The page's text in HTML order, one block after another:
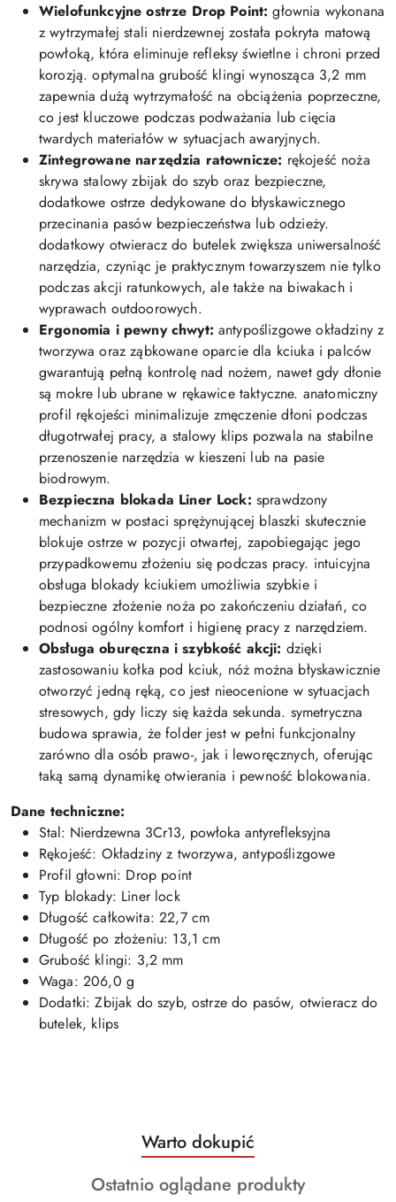
Wielofunkcyjne ostrze Drop Point: głownia wykonana
z wytrzymałej stali nierdzewnej została pokryta matową
powłoką, która eliminuje refleksy świetlne i chroni przed
korozją. optymalna grubość klingi wynosząca 3,2 mm
zapewnia dużą wytrzymałość na obciążenia poprzeczne,
co jest kluczowe podczas podważania lub cięcia
twardych materiałów w sytuacjach awaryjnych.
Zintegrowane narzędzia ratownicze: rękojeść noża
skrywa stalowy zbijak do szyb oraz bezpieczne,
dodatkowe ostrze dedykowane do błyskawicznego
przecinania pasów bezpieczeństwa lub odzieży.
dodatkowy otwieracz do butelek zwiększa uniwersalność
narzędzia, czyniąc je praktycznym towarzyszem nie tylko
podczas akcji ratunkowych, ale także na biwakach i
wyprawach outdoorowych.
Ergonomia i pewny chwyt: antypoślizgowe okładziny z
tworzywa oraz ząbkowane oparcie dla kciuka i palców
gwarantują pełną kontrolę nad nożem, nawet gdy dłonie
są mokre lub ubrane w rękawice taktyczne. anatomiczny
profil rękojeści minimalizuje zmęczenie dłoni podczas
długotrwałej pracy, a stalowy klips pozwala na stabilne
przenoszenie narzędzia w kieszeni lub na pasie
biodrowym.
Bezpieczna blokada Liner Lock: sprawdzony
mechanizm w postaci sprężynującej blaszki skutecznie
blokuje ostrze w pozycji otwartej, zapobiegając jego
przypadkowemu złożeniu się podczas pracy. intuicyjna
obsługa blokady kciukiem umożliwia szybkie i
bezpieczne złożenie noża po zakończeniu działań, co
podnosi ogólny komfort i higienę pracy z narzędziem.
Obsługa oburęczna i szybkość akcji: dzięki
zastosowaniu kołka pod kciuk, nóż można błyskawicznie
otworzyć jedną ręką, co jest nieocenione w sytuacjach
stresowych, gdy liczy się każda sekunda. symetryczna
budowa sprawia, że folder jest w pełni funkcjonalny
zarówno dla osób prawo-, jak i leworęcznych, oferując
taką samą dynamikę otwierania i pewność blokowania.
Dane techniczne:
Stal: Nierdzewna 3Cr13, powłoka antyrefleksyjna
Rękojeść: Okładziny z tworzywa, antypoślizgowe
Profil głowni: Drop point
Typ blokady: Liner lock
Długość całkowita: 22,7 cm
Długość po złożeniu: 13,1 cm
Grubość klingi: 3,2 mm
Waga: 206,0 g
Dodatki: Zbijak do szyb, ostrze do pasów, otwieracz do
butelek, klips
Pomiń karuzelę produktów
Produkty
o
statusie:
Warto dokupić
Produkty
Ostatnio oglądane produkty